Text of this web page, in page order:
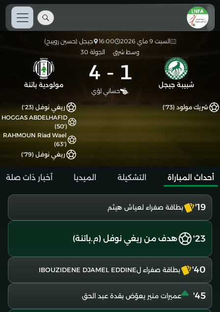
السبت 9 ماي 2026 16:00
جيجل (حسين رويبح)
وسط شرق
الجولة 30
شبيبة جيجل 1
-
4
حساني لؤي
مولودية باتنة
شريك مولود (73')
ريغي نوفل (23')
HOGGAS ABDELHAFID
(50')
RAHMOUN Riad Wael
(63')
ريغي نوفل (79')
أحداث المباراة التشكيلة الميديا أخبار ذات صلة
19' بطاقة صفراء لعياش هيثم
23' هدف من ريغي نوفل (م.باتنة)
40' بطاقة صفراء لIBOUZIDENE DJAMEL EDDINE
45' عميرات منير يعوّض بقدة عبد الحق